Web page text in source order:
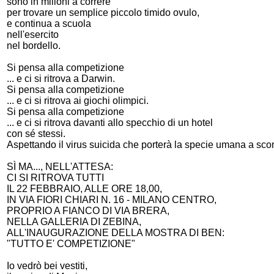
per trovare un semplice piccolo timido ovulo,
e continua a scuola
nell'esercito
nel bordello.
Si pensa alla competizione
... e ci si ritrova a Darwin.
Si pensa alla competizione
... e ci si ritrova ai giochi olimpici.
Si pensa alla competizione
... e ci si ritrova davanti allo specchio di un hotel
con sé stessi.
Aspettando il virus suicida che porterà la specie umana a
SÌ MA..., NELL'ATTESA:
CI SI RITROVA TUTTI
IL 22 FEBBRAIO, ALLE ORE 18,00,
IN VIA FIORI CHIARI N. 16 - MILANO CENTRO,
PROPRIO A FIANCO DI VIA BRERA,
NELLA GALLERIA DI ZEBINA,
ALL'INAUGURAZIONE DELLA MOSTRA DI BEN:
"TUTTO E' COMPETIZIONE"
Io vedrò bei vestiti,